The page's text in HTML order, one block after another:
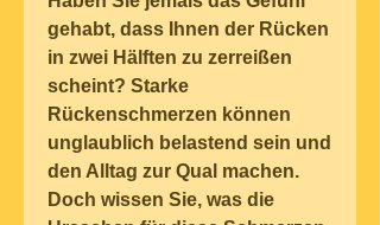
gehabt, dass Ihnen der Rücken
in zwei Hälften zu zerreißen
scheint? Starke
Rückenschmerzen können
unglaublich belastend sein und
den Alltag zur Qual machen.
Doch wissen Sie, was die